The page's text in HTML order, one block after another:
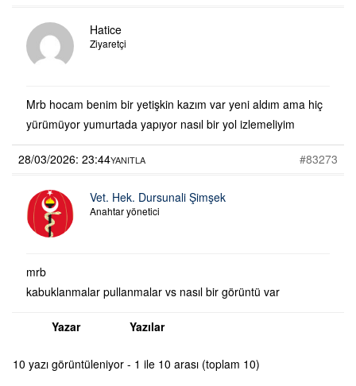
Hatice
Ziyaretçi
Mrb hocam benim bir yetişkin kazım var yeni aldım ama hiç
yürümüyor yumurtada yapıyor nasıl bir yol izlemeliyim
28/03/2026: 23:44 #83273
YANITLA
Vet. Hek. Dursunali Şimşek
Anahtar yönetici
mrb
kabuklanmalar pullanmalar vs nasıl bir görüntü var
Yazar Yazılar
10 yazı görüntüleniyor - 1 ile 10 arası (toplam 10)